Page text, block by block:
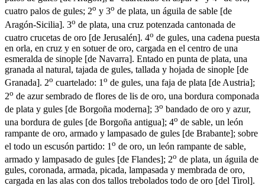
cuatro palos de gules; 2o y 3o de plata, un águila de sable [de
Aragón-Sicilia]. 3o de plata, una cruz potenzada cantonada de
cuatro crucetas de oro [de Jerusalén]. 4o de gules, una cadena puesta
en orla, en cruz y en sotuer de oro, cargada en el centro de una
esmeralda de sinople [de Navarra]. Entado en punta de plata, una
granada al natural, tajada de gules, tallada y hojada de sinople [de
Granada]. 2o cuartelado: 1o de gules, una faja de plata [de Austria];
2o de azur sembrado de flores de lis de oro, una bordura componada
de plata y gules [de Borgoña moderna]; 3o bandado de oro y azur,
una bordura de gules [de Borgoña antigua]; 4o de sable, un león
rampante de oro, armado y lampasado de gules [de Brabante]; sobre
el todo un escusón partido: 1 o de oro, un león rampante de sable,
armado y lampasado de gules [de Flandes]; 2o de plata, un águila de
gules, coronada, armada, picada, lampasada y membrada de oro,
cargada en las alas con dos tallos trebolados todo de oro [del Tirol].